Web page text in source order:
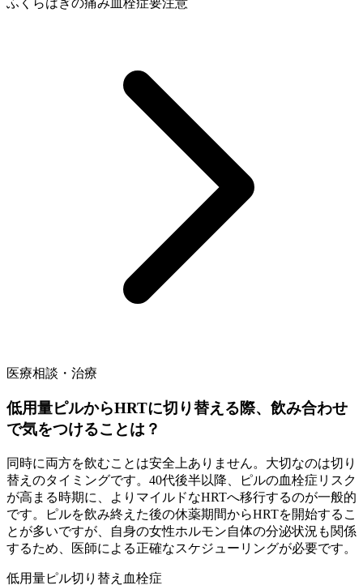
ふくらはぎの痛み血栓症要注意
医療相談・治療
低用量ピルからHRTに切り替える際、飲み合わせ
で気をつけることは？
同時に両方を飲むことは安全上ありません。大切なのは切り
替えのタイミングです。40代後半以降、ピルの血栓症リスク
が高まる時期に、よりマイルドなHRTへ移行するのが一般的
です。ピルを飲み終えた後の休薬期間からHRTを開始するこ
とが多いですが、自身の女性ホルモン自体の分泌状況も関係
するため、医師による正確なスケジューリングが必要です。
低用量ピル切り替え 血栓症